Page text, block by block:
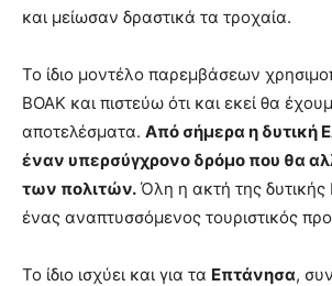
και μείωσαν δραστικά τα τροχαία.
Το ίδιο μοντέλο παρεμβάσεων
ΒΟΑΚ και πιστεύω ότι και εκεί θα
αποτελέσματα. Από σήμερα η δυτική
έναν υπερσύγχρονο δρόμο που θα
των πολιτών. Όλη η ακτή της δυτικής
ένας αναπτυσσόμενος τουριστικός
Το ίδιο ισχύει και για τα Επτάνησα,